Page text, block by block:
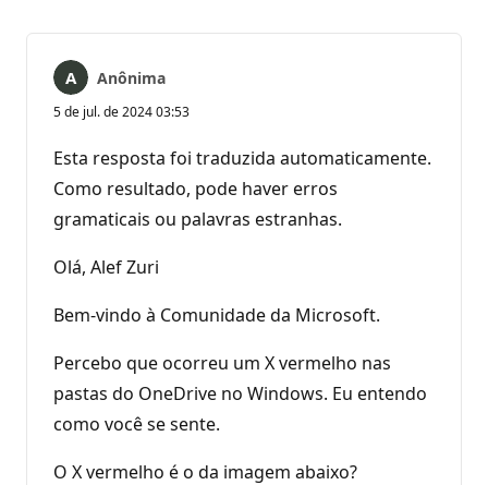
Anônima
5 de jul. de 2024 03:53
Esta resposta foi traduzida automaticamente.
Como resultado, pode haver erros
gramaticais ou palavras estranhas.
Olá, Alef Zuri
Bem-vindo à Comunidade da Microsoft.
Percebo que ocorreu um X vermelho nas
pastas do OneDrive no Windows. Eu entendo
como você se sente.
O X vermelho é o da imagem abaixo?